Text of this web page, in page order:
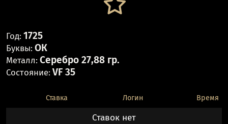
Год: 1725
Буквы: ОК
Металл: Серебро 27,88 гр.
Состояние: VF 35
Ставка Логин Время
Ставок нет